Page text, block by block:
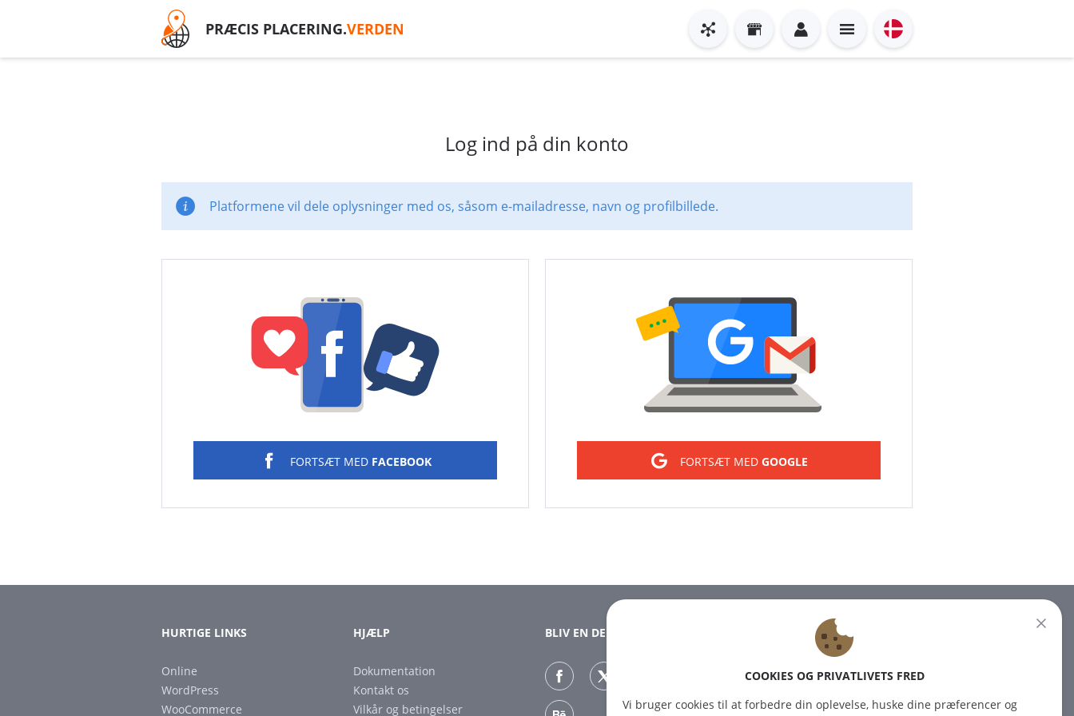
PRÆCIS PLACERING.VERDEN
Log ind på din konto
Platformene vil dele oplysninger med os, såsom e-mailadresse, navn og profilbillede.
FORTSÆT MED FACEBOOK FORTSÆT MED GOOGLE
HURTIGE LINKS
Online
WordPress
WooCommerce
HJÆLP
Dokumentation
Kontakt os
Vilkår og betingelser
BLIV EN DEL AF OS
Tilmeld dig vores nyhedsbrev
COOKIES OG PRIVATLIVETS FRED
Vi bruger cookies til at forbedre din oplevelse, huske dine præferencer og